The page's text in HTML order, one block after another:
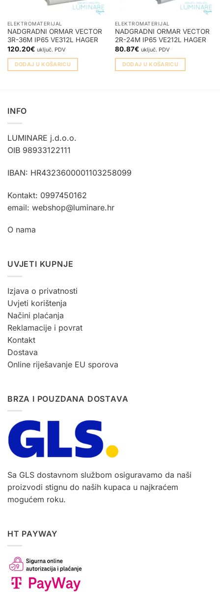
ELEKTROMATERIJAL
NADGRADNI ORMAR VECTOR
3R-36M IP65 VE312L HAGER
120.20€ uključ. PDV
DODAJ U KOŠARICU
ELEKTROMATERIJAL
NADGRADNI ORMAR VECTOR
2R-24M IP65 VE212L HAGER
80.87€ uključ. PDV
DODAJ U KOŠARICU
INFO
LUMINARE j.d.o.o.
OIB 98933122111
IBAN: HR4323600001103258099
Kontakt: 0997450162
email: webshop@luminare.hr
O nama
UVJETI KUPNJE
Izjava o privatnosti
Uvjeti korištenja
Načini plaćanja
Reklamacije i povrat
Kontakt
Dostava
Online riješavanje EU sporova
BRZA I POUZDANA DOSTAVA
Sa GLS dostavnom službom osiguravamo da naši
proizvodi stignu do naših kupaca u najkraćem
mogućem roku.
HT PAYWAY